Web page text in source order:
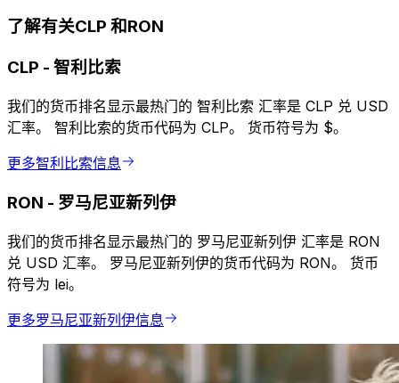
了解有关CLP 和RON
CLP - 智利比索
我们的货币排名显示最热门的 智利比索 汇率是 CLP 兑 USD
汇率。 智利比索的货币代码为 CLP。 货币符号为 $。
更多智利比索信息
RON - 罗马尼亚新列伊
我们的货币排名显示最热门的 罗马尼亚新列伊 汇率是 RON
兑 USD 汇率。 罗马尼亚新列伊的货币代码为 RON。 货币
符号为 lei。
更多罗马尼亚新列伊信息